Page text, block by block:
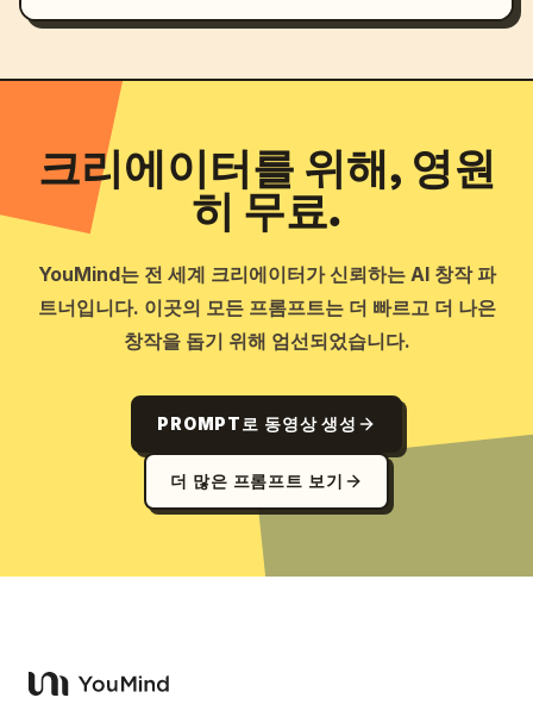
크리에이터를 위해, 영원
히 무료.
YouMind는 전 세계 크리에이터가 신뢰하는 AI 창작 파
트너입니다. 이곳의 모든 프롬프트는 더 빠르고 더 나은
창작을 돕기 위해 엄선되었습니다.
PROMPT로 동영상 생성
더 많은 프롬프트 보기